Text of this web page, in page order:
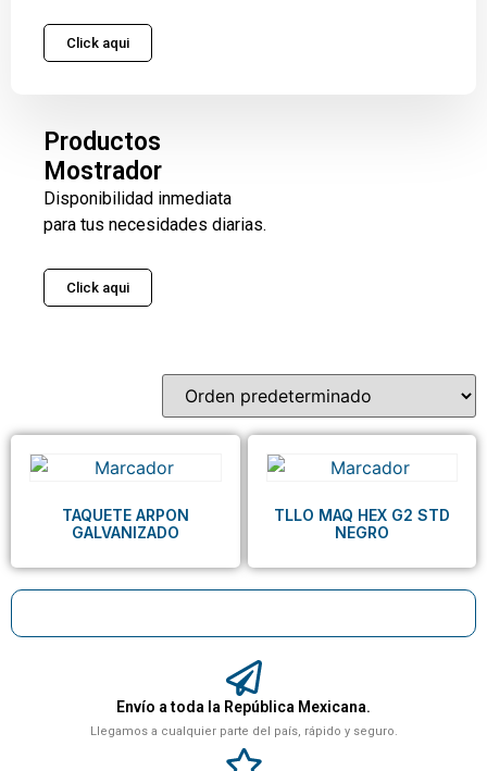
Envío a toda la República Mexicana.
Llegamos a cualquier parte del país, rápido y seguro.
Click aqui
Productos
Mostrador
Disponibilidad inmediata
para tus necesidades diarias.
Click aqui
TAQUETE ARPON
GALVANIZADO
TLLO MAQ HEX G2 STD
NEGRO